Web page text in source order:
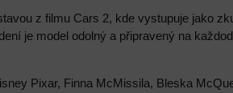
z filmu Cars 2, kde vystupuje jako
je model odolný a připravený na
Pixar, Finna McMissila, Bleska